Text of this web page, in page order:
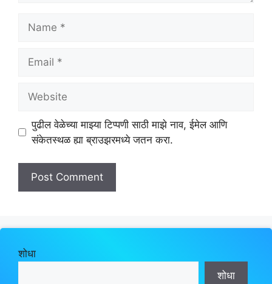
पुढील वेळेच्या माझ्या टिप्पणी साठी माझे नाव, ईमेल आणि
संकेतस्थळ ह्या ब्राउझरमध्ये जतन करा.
शोधा
शोधा